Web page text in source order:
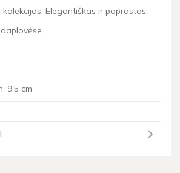
kolekcijos. Elegantiškas ir paprastas.
9,5 cm